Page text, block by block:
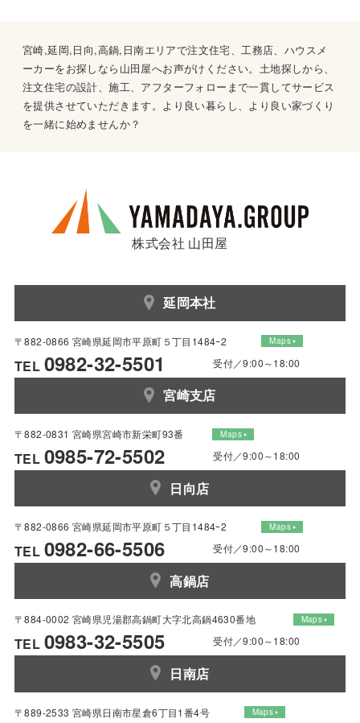
宮崎,延岡,日向,高鍋,日南エリアで注文住宅、工務店、ハウスメ
ーカーをお探しなら山田屋へお声がけください。土地探しから、
注文住宅の設計、施工、アフターフォローまで一貫してサービス
を提供させていただきます。より良い暮らし、より良い家づくり
を一緒に始めませんか？
株式会社 山田屋
延岡本社
〒882-0866 宮崎県延岡市平原町５丁目1484ｰ2 Maps
TEL 0982-32-5501 受付／9:00～18:00
宮崎支店
〒882-0831 宮崎県宮崎市新栄町93番 Maps
TEL 0985-72-5502 受付／9:00～18:00
日向店
〒882-0866 宮崎県延岡市平原町５丁目1484ｰ2 Maps
TEL 0982-66-5506 受付／9:00～18:00
高鍋店
〒884-0002 宮崎県児湯郡高鍋町大字北高鍋4630番地 Maps
TEL 0983-32-5505 受付／9:00～18:00
日南店
〒889-2533 宮崎県日南市星倉6丁目1番4号 Maps